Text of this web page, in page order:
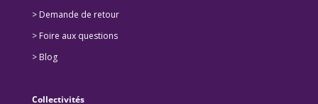
> Demande de retour
> Foire aux questions
> Blog
Collectivités